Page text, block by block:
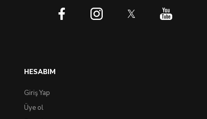
HESABIM
Giriş Yap
Üye ol